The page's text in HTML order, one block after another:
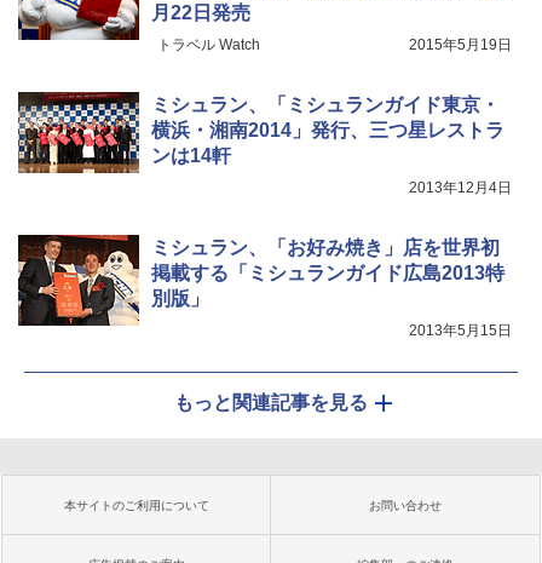
月22日発売
トラベル Watch 2015年5月19日
ミシュラン、「ミシュランガイド東京・
横浜・湘南2014」発行、三つ星レストラ
ンは14軒
2013年12月4日
ミシュラン、「お好み焼き」店を世界初
掲載する「ミシュランガイド広島2013特
別版」
2013年5月15日
もっと関連記事を見る
本サイトのご利用について お問い合わせ